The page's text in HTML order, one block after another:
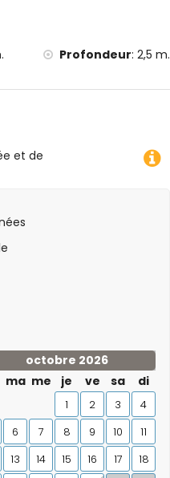
Profondeur: 2,5 m.
et de
octobre 2026
ma me je ve sa di
1 2 3
4
6 7 8 9 10
11
13 14 15 16 17
18